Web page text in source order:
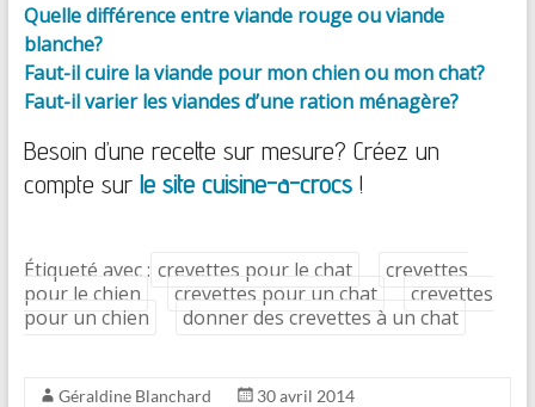
Quelle différence entre viande rouge ou viande
blanche?
Faut-il cuire la viande pour mon chien ou mon chat?
Faut-il varier les viandes d’une ration ménagère?
Besoin d’une recette sur mesure? Créez un
compte sur le site cuisine-a-crocs!
Étiqueté avec : crevettes pour le chat
crevettes
pour le chien
crevettes pour un chat
crevettes
pour un chien
donner des crevettes à un chat
Géraldine Blanchard
30 avril 2014